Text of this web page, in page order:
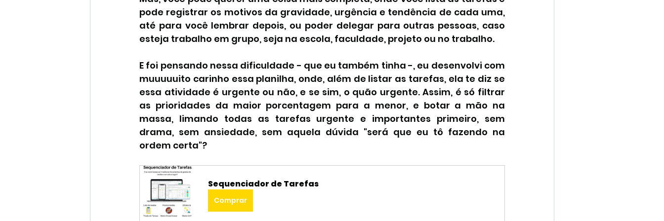
pode registrar os motivos da gravidade, urgência e tendência de cada uma,
até para você lembrar depois, ou poder delegar para outras pessoas, caso
esteja trabalho em grupo, seja na escola, faculdade, projeto ou no trabalho.
E foi pensando nessa dificuldade - que eu também tinha -, eu desenvolvi com
muuuuuito carinho essa planilha, onde, além de listar as tarefas, ela te diz se
essa atividade é urgente ou não, e se sim, o quão urgente. Assim, é só filtrar
as prioridades da maior porcentagem para a menor, e botar a mão na
massa, limando todas as tarefas urgente e importantes primeiro, sem
drama, sem ansiedade, sem aquela dúvida "será que eu tô fazendo na
ordem certa"?
Sequenciador de Tarefas
Comprar